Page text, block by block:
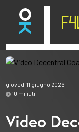
giovedì 11 giugno 2026
10 minuti
Video